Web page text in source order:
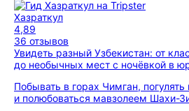
Хазраткул
4,89
36 отзывов
Увидеть разный Узбекистан: от
до необычных мест с ночёвкой в
Побывать в горах Чимган,
и полюбоваться мавзолеем Шахи-